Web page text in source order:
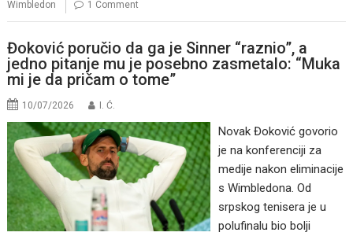
Wimbledon 1 Comment
Đoković poručio da ga je Sinner “raznio”, a
jedno pitanje mu je posebno zasmetalo: “Muka
mi je da pričam o tome”
10/07/2026 I. Ć.
Novak Đoković govorio
je na konferenciji za
medije nakon eliminacije
s Wimbledona. Od
srpskog tenisera je u
polufinalu bio bolji